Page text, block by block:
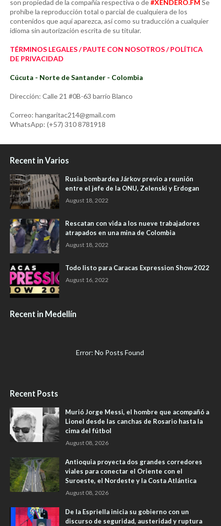
son propiedad de la compañía respectiva o de#XENDERO.FM Se
prohíbe la reproducción total o parcial de cualquiera de los
contenidos que aquí aparezca, así como su traducción a cualquier
idioma sin autorización escrita de su titular.
TÉRMINOS LEGALES / PAUTE CON NOSOTROS / POLÍTICA
DE PRIVACIDAD
Cúcuta - Norte de Santander - Colombia
Dirección: Calle 21 #0B-63 barrio Blanco
Correo: hangaritac214@gmail.com
WhatsApp: (+57) 310 8781918
Recent in Varios
Rusia bombardea Járkov previo a reunión
entre el jefe de la ONU, Zelenski y Erdogan
August 18, 2022
Rescatan con vida a los nueve trabajadores
atrapados en una mina de Colombia
August 18, 2022
Todo listo para Caracas Expression Show 2022
August 16, 2022
Recent in Medellín
Error: No Posts Found
Recent Posts
Murió Jorge Messi, el hombre que acompañó a
Lionel desde las canchas de Rosario hasta la
cima del fútbol
August 08, 2026
Antioquia proyecta dos grandes corredores
viales para conectar el Oriente con el
Suroeste, el Nordeste y la Costa Atlántica
August 08, 2026
De la Espriella inicia su gobierno con un
discurso de seguridad, austeridad y ruptura